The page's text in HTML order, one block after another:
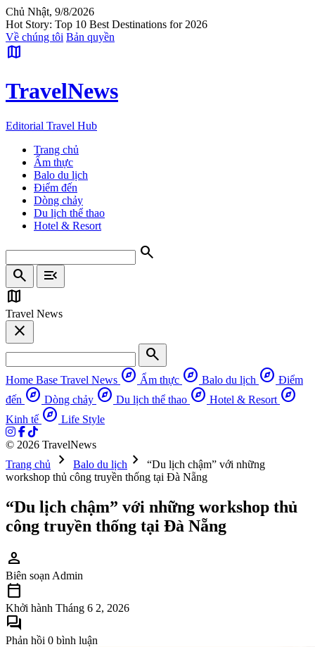
Chủ Nhật, 9/8/2026
Hot Story: Top 10 Best Destinations for 2026
Về chúng tôi Bản quyền
map
TravelNews
Editorial Travel Hub
Trang chủ
Ẩm thực
Balo du lịch
Điểm đến
Dòng chảy
Du lịch thể thao
Hotel & Resort
search
search
menu_open
map
Travel News
close
search
Home Base Travel News explore Ẩm thực explore Balo du lịch explore Điểm
đến explore Dòng chảy explore Du lịch thể thao explore Hotel & Resort explore
Kinh tế explore Life Style
© 2026 TravelNews
Trang chủ
chevron_right Balo du lịch chevron_right
“Du lịch chậm” với những
workshop thủ công truyền thống tại Đà Nẵng
“Du lịch chậm” với những workshop thủ
công truyền thống tại Đà Nẵng
person
Biên soạn Admin
calendar_today
Khởi hành Tháng 6 2, 2026
forum
Phản hồi 0 bình luận